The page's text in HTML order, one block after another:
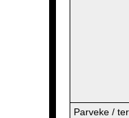
Parveke /